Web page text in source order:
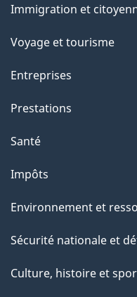
sujets
Immigration et
Voyage et tourisme
Entreprises
Prestations
Santé
Impôts
Environnement et
Sécurité nationale et
Culture, histoire et